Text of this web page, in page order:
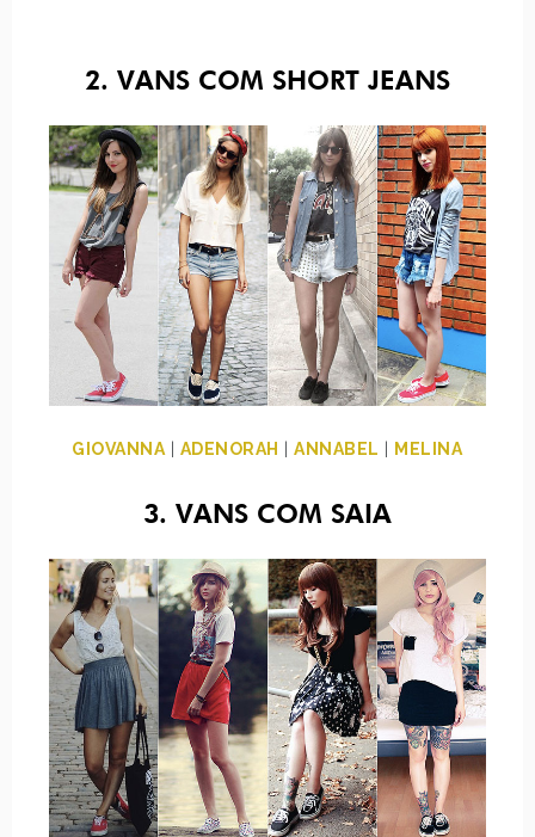
2. VANS COM SHORT JEANS
GIOVANNA| ADENORAH |ANNABEL MELINA
3. VANS COM SAIA